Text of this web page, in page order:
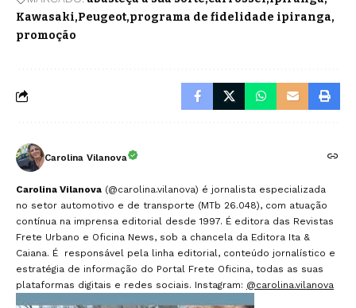
Kawasaki Peugeot programa de fidelidade ipiranga
promoção
Carolina Vilanova
Carolina Vilanova (@carolina.vilanova) é jornalista especializada
no setor automotivo e de transporte (MTb 26.048), com atuação
contínua na imprensa editorial desde 1997. É editora das Revistas
Frete Urbano e Oficina News, sob a chancela da Editora Ita &
Caiana. É responsável pela linha editorial, conteúdo jornalístico e
estratégia de informação do Portal Frete Oficina, todas as suas
plataformas digitais e redes sociais. Instagram: @carolina.vilanova